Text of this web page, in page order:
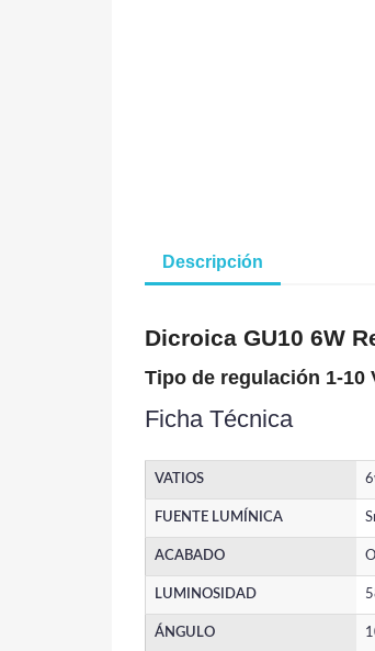
Descripción
Dicroica GU10 6W
Tipo de regulación 1-10
Ficha Técnica
VATIOS
FUENTE LUMÍNICA
ACABADO
LUMINOSIDAD
ÁNGULO